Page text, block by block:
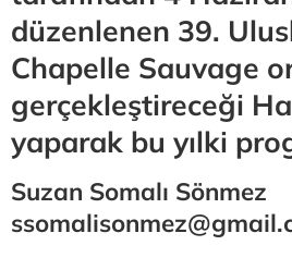
düzenlenen 39.
Chapelle Sauvage
gerçekleştireceği
yaparak bu yılki
Suzan Somalı Sönmez